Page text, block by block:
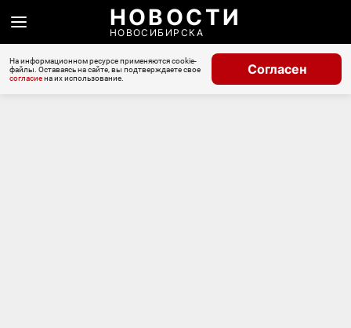
НОВОСТИ
НОВОСИБИРСКА
На информационном ресурсе применяются cookie-
файлы. Оставаясь на сайте, вы подтверждаете свое
согласиена их использование.
Согласен